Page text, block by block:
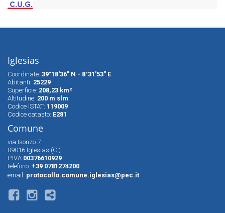
Iglesias
Coordinate: 39°18'36" N - 8°31'53" E
Abitanti: 25229
Superfìcie: 208,23 km²
Altitudine: 200 m slm
Codice ISTAT: 119009
Codice catasto: E281
Comune
via Isonzo 7
09016 Iglesias (CI)
P.IVA 00376610929
telefono: +39 0781274200
email: protocollo.comune.iglesias@pec.it